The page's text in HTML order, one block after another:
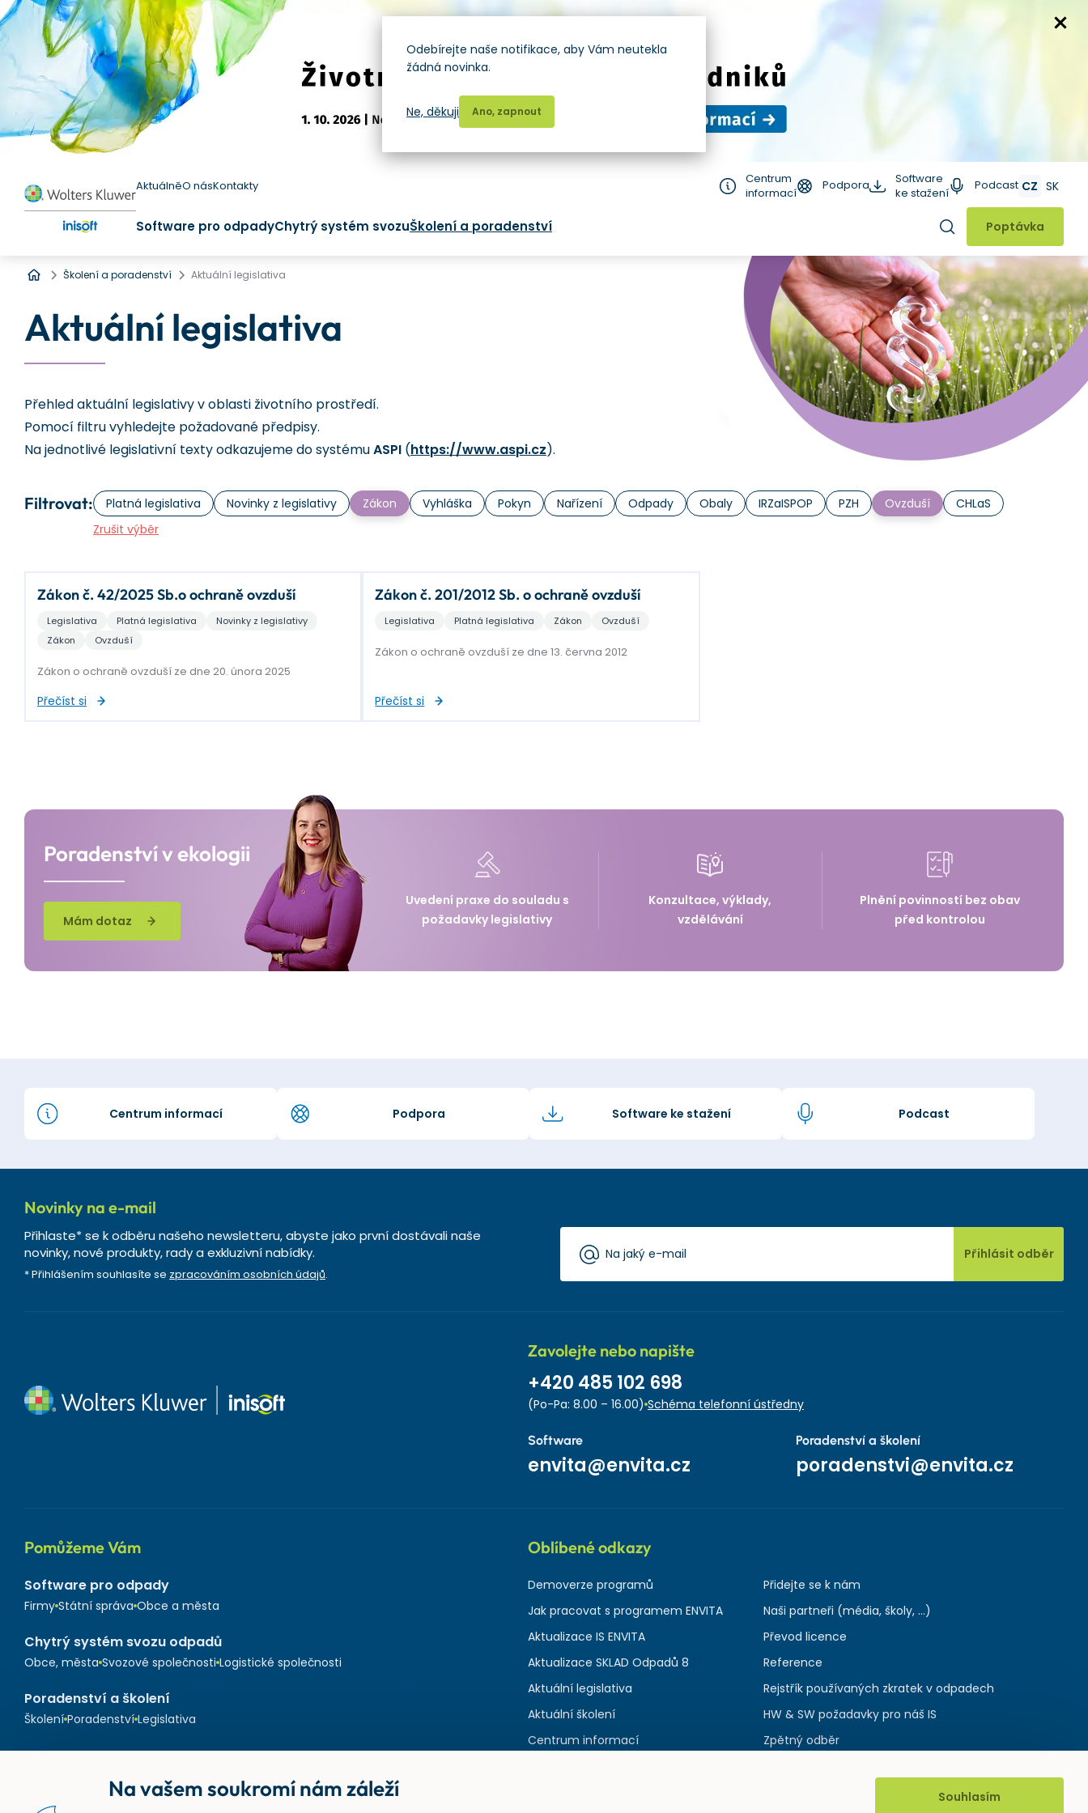
AktuálněO násKontakty
Centrum
informací
Podpora
Software
ke stažení
Podcast CZ SK
Software pro odpadyChytrý systém svozuŠkolení a poradenství Hledat
Poptávka
Úvod
Školení a poradenství Aktuální legislativa
Aktuální legislativa
Přehled aktuální legislativy v oblasti životního prostředí.
Pomocí filtru vyhledejte požadované předpisy.
Na jednotlivé legislativní texty odkazujeme do systémuASPI (https://www.aspi.cz).
Filtrovat: Platná legislativa Novinky z legislativy Zákon Vyhláška Pokyn Nařízení Odpady Obaly IRZaISPOP PZH Ovzduší
CHLaS
Zrušit výběr
Zákon č. 42/2025 Sb.o ochraně ovzduší
Legislativa Platná legislativa
Novinky z legislativy
Zákon
Ovzduší
Zákon o ochraně ovzduší ze dne 20. února 2025
Přečíst si
Zákon č. 201/2012 Sb. o ochraně ovzduší
Legislativa Platná legislativa Zákon Ovzduší
Zákon o ochraně ovzduší ze dne 13. června 2012
Přečíst si
Poradenství v ekologii
Mám dotaz
Uvedení praxe do souladu s
požadavky legislativy
Konzultace, výklady,
vzdělávání
Plnění povinností bez obav
před kontrolou
Centrum informací Podpora Software ke stažení Podcast
Novinky na e-mail
Přihlaste* se k odběru našeho newsletteru, abyste jako první dostávali naše
novinky, nové produkty, rady a exkluzivní nabídky.
* Přihlášením souhlasíte se zpracováním osobních údajů.
Přihlásit odběr
Zavolejte nebo napište
+420 485 102 698
(Po-Pa: 8.00 – 16.00) Schéma telefonní ústředny
Software
envita@envita.cz
Poradenství a školení
poradenstvi@envita.cz
Pomůžeme Vám
Software pro odpady
Firmy Státní správa Obce a města
Chytrý systém svozu odpadů
Obce, města Svozové společnosti Logistické společnosti
Poradenství a školení
Školení Poradenství Legislativa
Oblíbené odkazy
Demoverze programů
Jak pracovat s programem ENVITA
Aktualizace IS ENVITA
Aktualizace SKLAD Odpadů 8
Aktuální legislativa
Aktuální školení
Centrum informací
Přidejte se k nám
Naši partneři (média, školy, ...)
Převod licence
Reference
Rejstřík používaných zkratek v odpadech
HW & SW požadavky pro náš IS
Zpětný odběr
Odebírejte naše notifikace, aby Vám neutekla
žádná novinka.
Ano, zapnout
Ne, děkuji
Na vašem soukromí nám záleží Souhlasím